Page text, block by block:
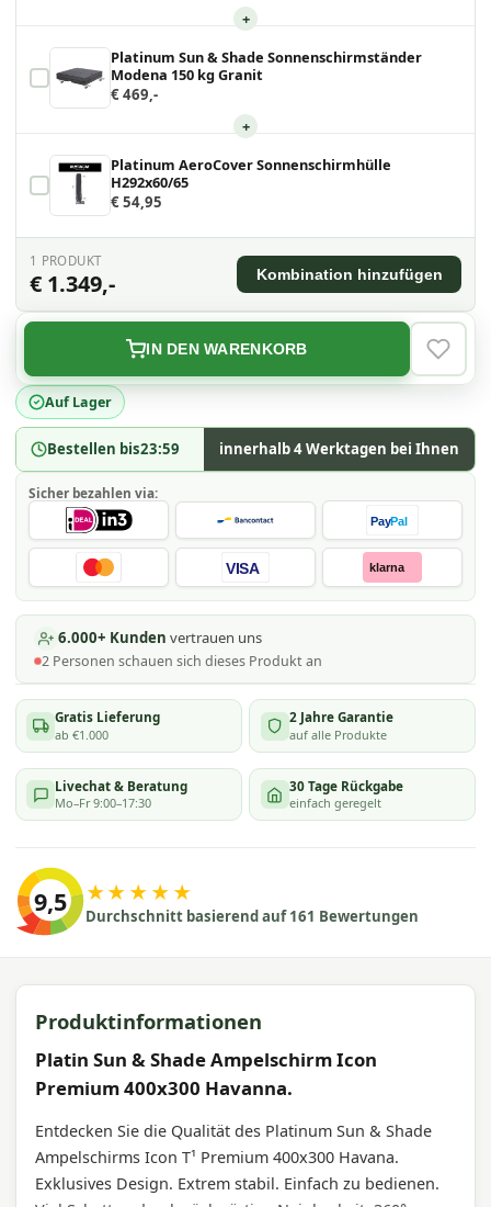
Auf Lager
Bestellen bis23:59 innerhalb 4 Werktagen bei Ihnen
IN DEN WARENKORB
+
Platinum Sun & Shade Sonnenschirmständer
Modena 150 kg Granit
€ 469,-
+
Platinum AeroCover Sonnenschirmhülle
H292x60/65
€ 54,95
1 PRODUKT
€ 1.349,- Kombination hinzufügen
Sicher bezahlen via:
PayPal
VISA klarna
6.000+ Kunden vertrauen uns
2 Personen schauen sich dieses Produkt an
Gratis Lieferung
ab €1.000
2 Jahre Garantie
auf alle Produkte
Livechat & Beratung
Mo–Fr 9:00–17:30
30 Tage Rückgabe
einfach geregelt
9,5 ★★★★★
Durchschnitt basierend auf 161 Bewertungen
Produktinformationen
Platin Sun & Shade Ampelschirm Icon
Premium 400x300 Havanna.
Entdecken Sie die Qualität des Platinum Sun & Shade
Ampelschirms Icon T¹ Premium 400x300 Havana.
Exklusives Design. Extrem stabil. Einfach zu bedienen.